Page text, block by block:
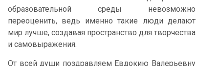
образовательной среды невозможно
переоценить, ведь именно такие люди делают
мир лучше, создавая пространство для творчества
и самовыражения.
От всей души поздравляем Евдокию Валерьевну